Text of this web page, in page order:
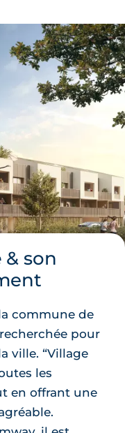
& son
commune de
pour
ville. “Village
les
en offrant une